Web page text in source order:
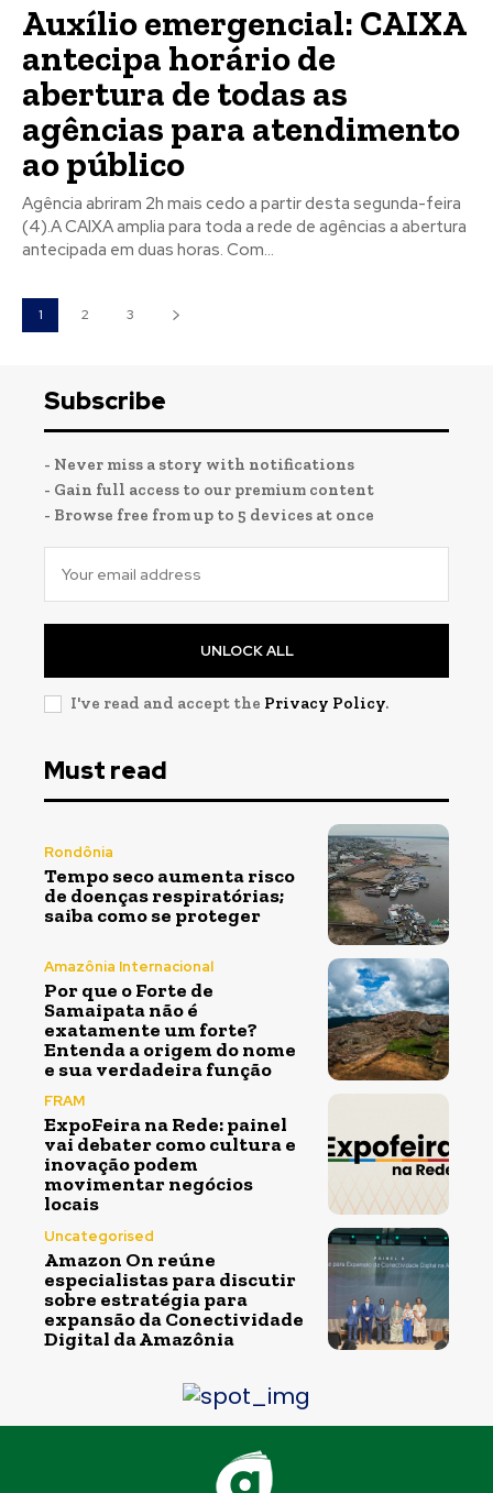
Auxílio emergencial: CAIXA
antecipa horário de
abertura de todas as
agências para atendimento
ao público
Agência abriram 2h mais cedo a partir desta segunda-feira
(4).A CAIXA amplia para toda a rede de agências a abertura
antecipada em duas horas. Com...
1 2 3
Subscribe
- Never miss a story with notifications
- Gain full access to our premium content
- Browse free from up to 5 devices at once
UNLOCK ALL
I've read and accept the Privacy Policy.
Must read
Rondônia
Tempo seco aumenta risco
de doenças respiratórias;
saiba como se proteger
Amazônia Internacional
Por que o Forte de
Samaipata não é
exatamente um forte?
Entenda a origem do nome
e sua verdadeira função
FRAM
ExpoFeira na Rede: painel
vai debater como cultura e
inovação podem
movimentar negócios
locais
Uncategorised
Amazon On reúne
especialistas para discutir
sobre estratégia para
expansão da Conectividade
Digital da Amazônia